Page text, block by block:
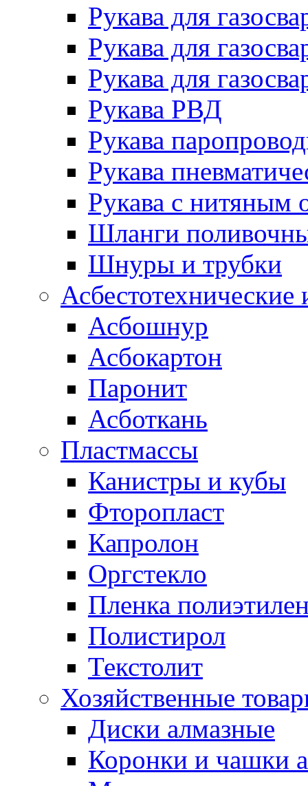
Рукава для
Рукава для
Рукава для
Рукава РВД
Рукава
Рукава
Рукава с нитяным
Шланги
Шнуры и трубки
Асбестотехнические
Асбошнур
Асбокартон
Паронит
Асботкань
Пластмассы
Канистры и кубы
Фторопласт
Капролон
Оргстекло
Пленка
Полистирол
Текстолит
Хозяйственные
Диски алмазные
Коронки и чашки